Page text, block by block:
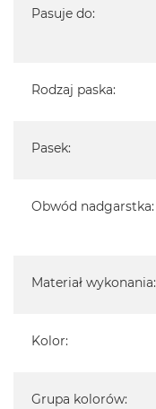
Pasuje do:
Rodzaj paska:
Pasek:
Obwód nadgarstka:
Materiał wykonania:
Kolor:
Grupa kolorów: